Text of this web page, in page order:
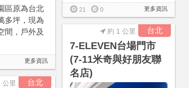
更多資訊
21 0
區原為台北
多坪，現為
間，戶外及
更多資訊
台北
7-ELEVEN台場門市
(7-11米奇與好朋友聯
名店)
約 1 公里
台北
公里